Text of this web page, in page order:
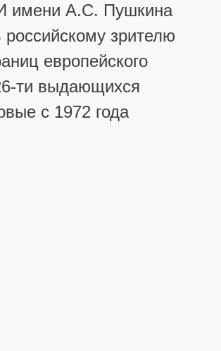
имени А.С. Пушкина
зрителю
европейского
ти выдающихся
с 1972 года